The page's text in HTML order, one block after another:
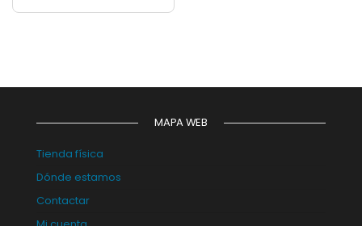
MAPA WEB
Tienda física
Dónde estamos
Contactar